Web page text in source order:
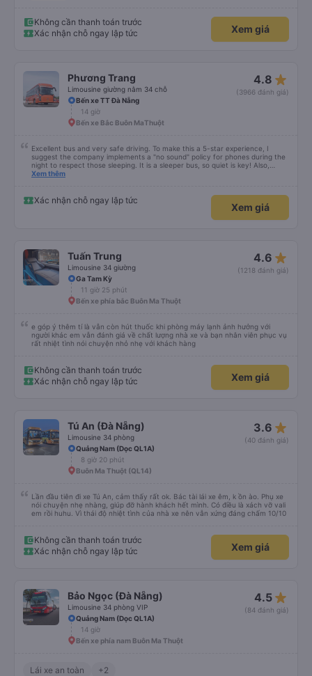
를 보시게 되는 한국분들께 정보를 드리자면 저는 다낭에서 꾸이년가는 버스를 탔습
니다. 같은 회사라도 버스마다 퀄리티가 다른지는 모르겠는데, 제가 탄 버스는 쾌적
하고 좋았어요. 자리 넓찍하고 베개 이불 깨끗합니다. 뭐 경적소리야 베트남에서는
뭐 전 새우자세가 편해서 불만은 없었습니다 : )
Không cần thanh toán trước
Xác nhận chỗ ngay lập tức
Xem giá
Phương Trang
Limousine giường nằm 34 chỗ
4.8 star_rate
(3966 đánh giá)
Bến xe TT Đà Nẵng
14 giờ
Bến xe Bắc Buôn MaThuột
Excellent bus and very safe driving. To make this a 5-star experience, I
suggest the company implements a "no sound" policy for phones during the
night to respect those sleeping. It is a sleeper bus, so quiet is key! Also,
please display the Wi-Fi password clearly inside the cabin for convenience. I
quy định rõ ràng về việc giữ im lặng (tắt âm thanh điện thoại) vào ban đêm
để tránh làm phiền hành khách khác ngủ. Ngoài ra, nhà xe nên dán sẵn mật
khẩu Wi-Fi trong xe để hành khách dễ dàng sử dụng. Tôi vẫn sẽ tiếp tục ủng
Xem thêm
Xác nhận chỗ ngay lập tức
Xem giá
Tuấn Trung
Limousine 34 giường
4.6 star_rate
(1218 đánh giá)
Ga Tam Kỳ
11 giờ 25 phút
Bến xe phía bắc Buôn Ma Thuột
e góp ý thêm tí là vẫn còn hút thuốc khi phòng máy lạnh ảnh hưởng với
người khác em vẫn đánh giá về chất lượng nhà xe và bạn nhân viên phục vụ
rất nhiệt tình nói chuyện nhỏ nhẹ với khách hàng
Không cần thanh toán trước
Xác nhận chỗ ngay lập tức
Xem giá
Tú An (Đà Nẵng)
Limousine 34 phòng
3.6 star_rate
(40 đánh giá)
Quảng Nam (Dọc QL1A)
8 giờ 20 phút
Buôn Ma Thuột (QL14)
Lần đầu tiên đi xe Tú An, cảm thấy rất ok. Bác tài lái xe êm, k ồn ào. Phụ xe
nói chuyện nhẹ nhàng, giúp đỡ hành khách hết mình. Có điều là xách vỡ vali
em rồi huhu. Vì thái độ nhiệt tình của nhà xe nên vẫn xứng đáng chấm 10/10
Không cần thanh toán trước
Xác nhận chỗ ngay lập tức
Xem giá
Bảo Ngọc (Đà Nẵng)
Limousine 34 phòng VIP
4.5 star_rate
(84 đánh giá)
Quảng Nam (Dọc QL1A)
14 giờ
Bến xe phía nam Buôn Ma Thuột
Lái xe an toàn +2